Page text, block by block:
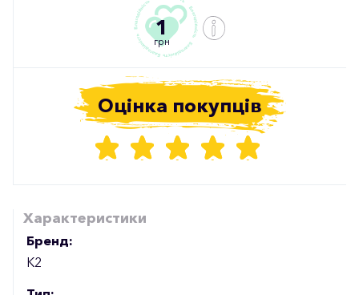
1
грн
Оцінка покупців
Характеристики
Бренд:
К2